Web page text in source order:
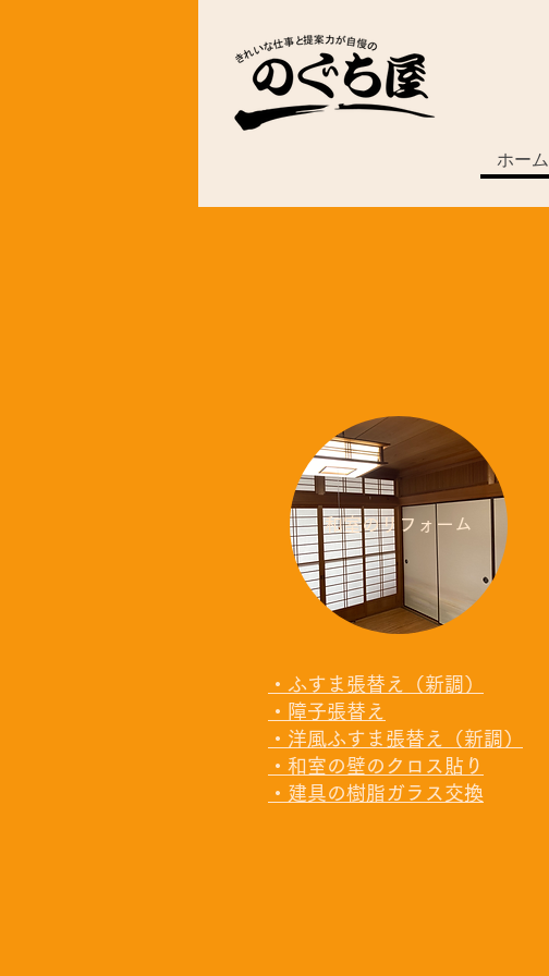
ホーム
​和室のリフォーム
・ふすま張替え（新調）
・障子張替え
・洋風ふすま張替え（新調）
・和室の壁のクロス貼り
・建具の樹脂ガラス交換